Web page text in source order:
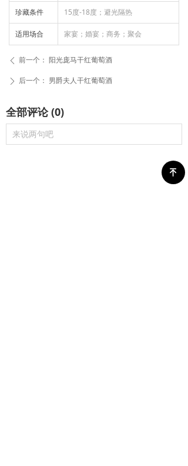
녠
ꄴ 前一个： 阳光庞马干红葡萄酒
ꄲ 后一个： 男爵夫人干红葡萄酒
珍藏条件 15度-18度；避光隔热
适用场合 家宴；婚宴；商务；聚会
全部评论(0)
来说两句吧